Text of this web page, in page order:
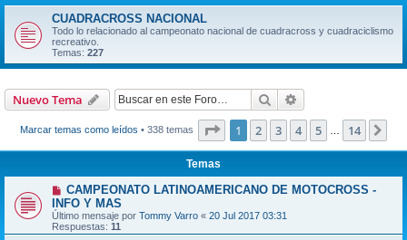
CUADRACROSS NACIONAL
Todo lo relacionado al campeonato nacional de cuadracross y cuadraciclismo
recreativo.
Temas: 227
Nuevo Tema Buscar
Marcar temas como leídos • 338 temas Página de 14
1 2 3 4 5 14
Temas
CAMPEONATO LATINOAMERICANO DE MOTOCROSS -
INFO Y MAS
Último mensaje por Tommy Varro « 20 Jul 2017 03:31
Respuestas: 11